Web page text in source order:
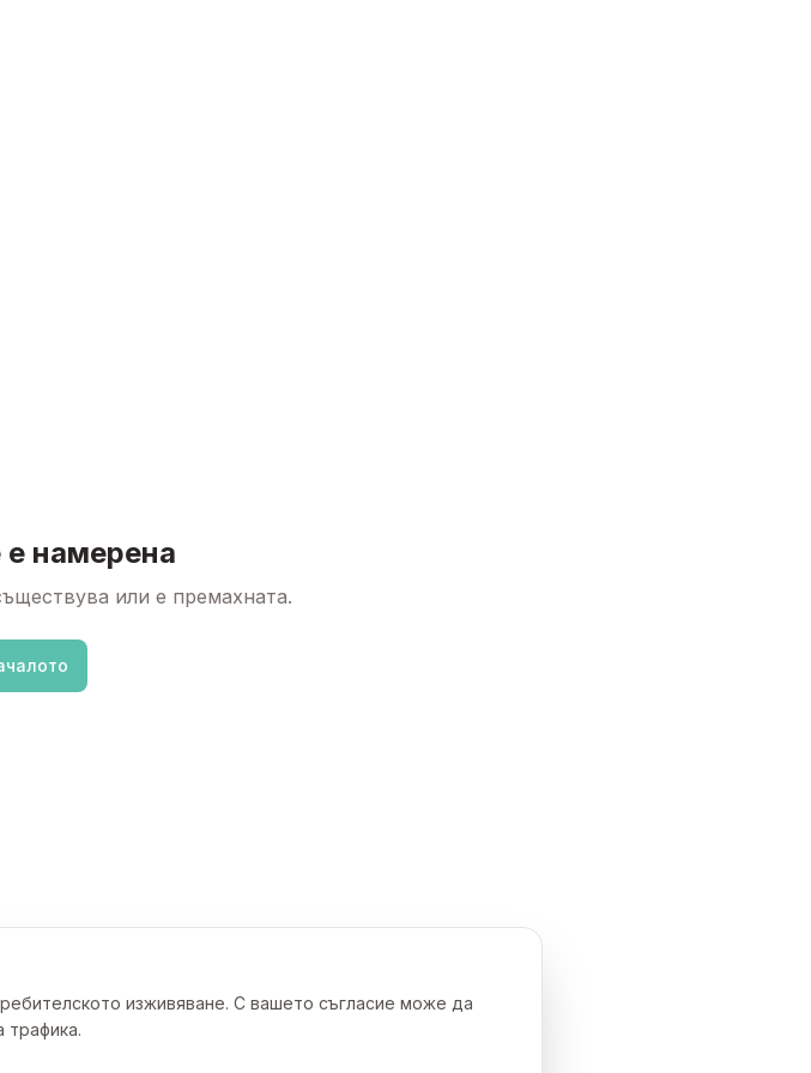
е намерена
или е премахната.
изживяване. С вашето съгласие може да
трафика.